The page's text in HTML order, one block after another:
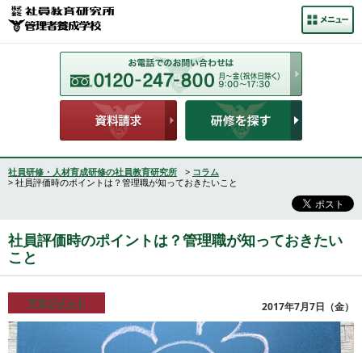
社員研修・人材育成研修の社員教育研究所 > コラム
> 社員評価時のポイントは？管理職が知っておきたいこと
社員評価時のポイントは？管理職が知っておきたい
こと
マネジメント 2017年7月7日（金）